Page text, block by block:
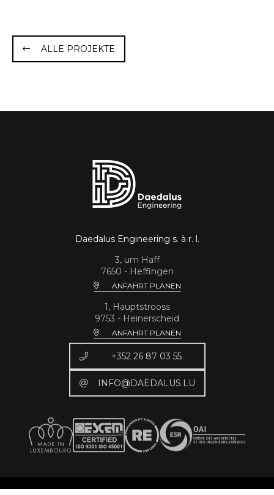
ALLE PROJEKTE
Daedalus Engineering s. à r. l.
3, um Haff
7650 - Heffingen
ANFAHRT PLANEN
1, Hauptstrooss
9753 - Heinerscheid
ANFAHRT PLANEN
+352 26 87 03 55
INFO@DAEDALUS.LU